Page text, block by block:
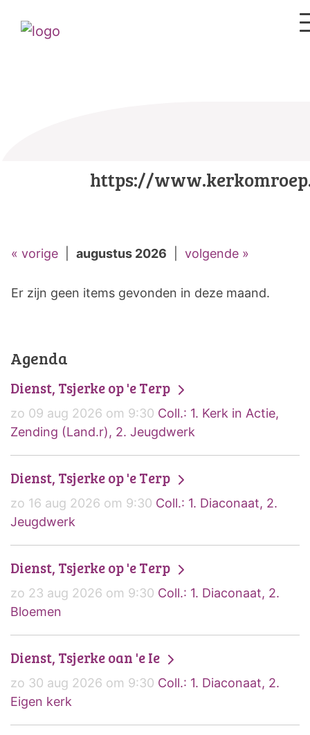
https://
« vorige augustus 2026 volgende »
Er zijn geen items gevonden in deze maand.
Agenda
Dienst, Tsjerke op 'e Terp
zo 09 aug 2026 om 9:30 Coll.: 1. Kerk in Actie,
Zending (Land.r), 2. Jeugdwerk
Dienst, Tsjerke op 'e Terp
zo 16 aug 2026 om 9:30 Coll.: 1. Diaconaat, 2.
Jeugdwerk
Dienst, Tsjerke op 'e Terp
zo 23 aug 2026 om 9:30 Coll.: 1. Diaconaat, 2.
Bloemen
Dienst, Tsjerke oan 'e Ie
zo 30 aug 2026 om 9:30 Coll.: 1. Diaconaat, 2.
Eigen kerk